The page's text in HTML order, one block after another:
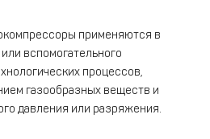
применяются в
вспомогательного
процессов,
газообразных веществ и
давления или разряжения.